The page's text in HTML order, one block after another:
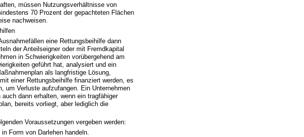
müssen Nutzungsverhältnisse von
70 Prozent der gepachteten Flächen
nachweisen.
eine Rettungsbeihilfe dann
der Anteilseigner oder mit Fremdkapital
in Schwierigkeiten vorübergehend am
geführt hat, analysiert und ein
als langfristige Lösung,
einer Rettungsbeihilfe finanziert werden, es
um Verluste aufzufangen. Ein Unternehmen
dann erhalten, wenn ein tragfähiger
bereits vorliegt, aber lediglich die
Voraussetzungen vergeben werden:
Form von Darlehen handeln.